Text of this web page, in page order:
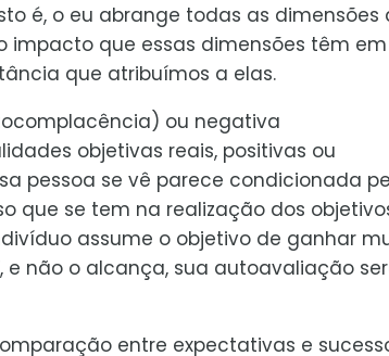
é, o eu abrange todas as dimensões
impacto que essas dimensões têm em
que atribuímos a elas.
ou negativa
objetivas reais, positivas ou
pessoa se vê parece condicionada
que se tem na realização dos
assume o objetivo de ganhar
e não o alcança, sua autoavaliação
entre expectativas e